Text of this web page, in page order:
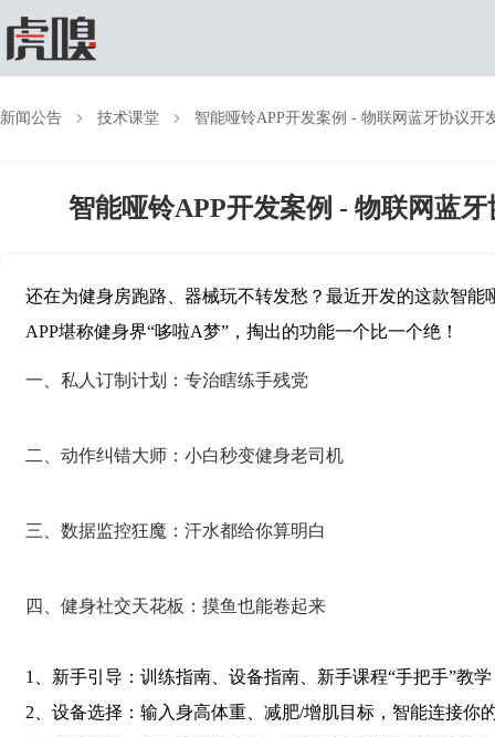
新闻公告 技术课堂 智能哑铃APP开发案例 - 物联网蓝牙协议开
智能哑铃APP开发案例 - 物联网蓝
还在为健身房跑路、器械玩不转发愁？最近开发的这款智能
APP堪称健身界“哆啦A梦”，掏出的功能一个比一个绝！
一、私人订制计划：专治瞎练手残党
二、动作纠错大师：小白秒变健身老司机
三、数据监控狂魔：汗水都给你算明白
四、健身社交天花板：摸鱼也能卷起来
1、新手引导：训练指南、设备指南、新手课程“手把手”教
2、设备选择：输入身高体重、减肥/增肌目标，智能连接你